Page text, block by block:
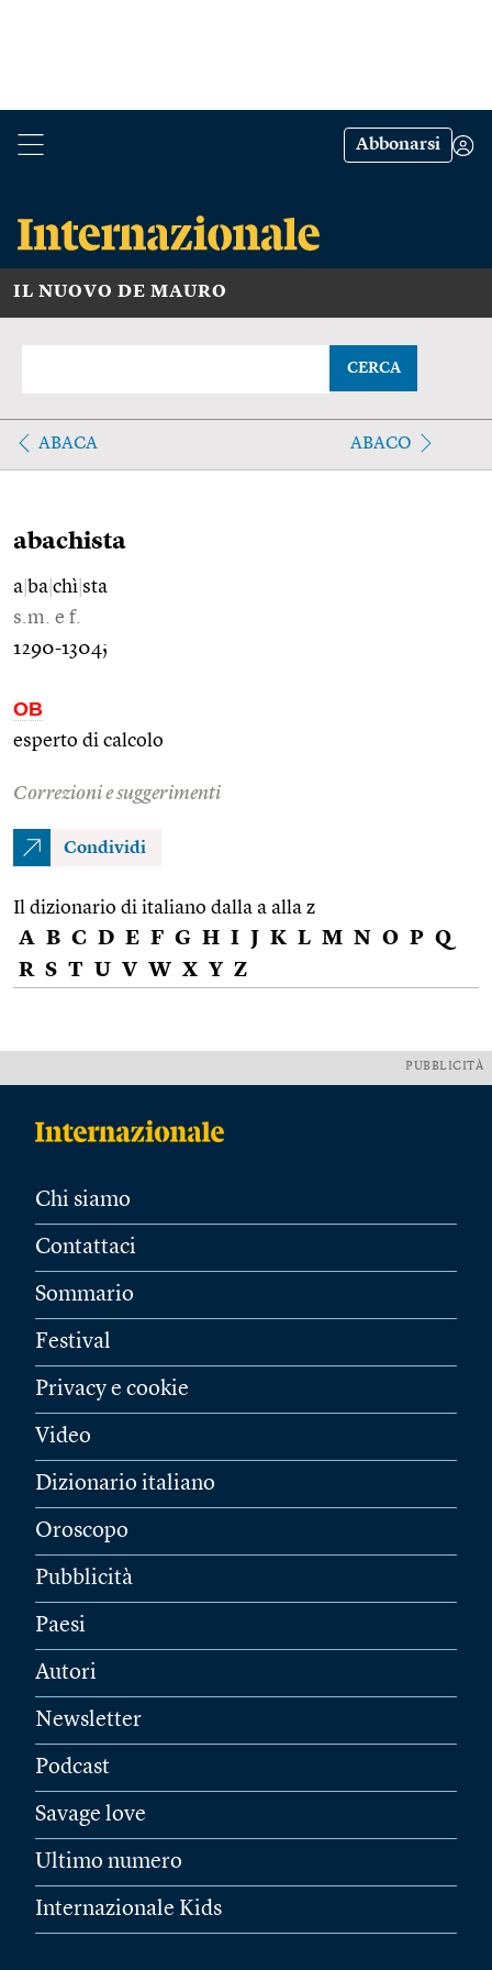
Abbonarsi
IL NUOVO DE MAURO
CERCA
ABACA ABACO
abachista
a ba chì sta
s.m. e f.
1290-1304;
OB
esperto di calcolo
Correzioni e suggerimenti
Condividi
Il dizionario di italiano dalla a alla z
A B C D E F G H I J K L M N O P Q
R S T U V W X Y Z
PUBBLICITÀ
Chi siamo
Contattaci
Sommario
Festival
Privacy e cookie
Video
Dizionario italiano
Oroscopo
Pubblicità
Paesi
Autori
Newsletter
Podcast
Savage love
Ultimo numero
Internazionale Kids